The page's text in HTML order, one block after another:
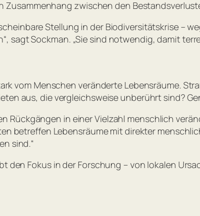
zwischen den
Stellung in der Biodiversitätskrise –
“, sagt Sockman. „Sie sind notwendig, damit
vom Menschen veränderte Lebensräume.
aus, die vergleichsweise unberührt sind?
in einer Vielzahl menschlich
betreffen Lebensräume mit direkter
sind.“
den Fokus in der Forschung – von lokalen